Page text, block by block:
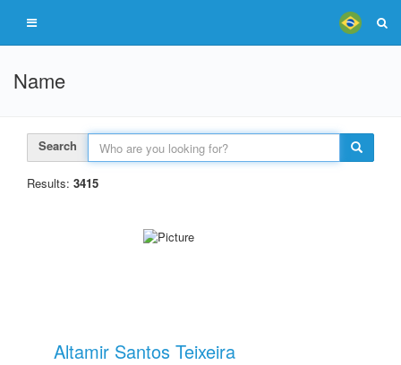
Name
Search
Results: 3415
Altamir Santos Teixeira